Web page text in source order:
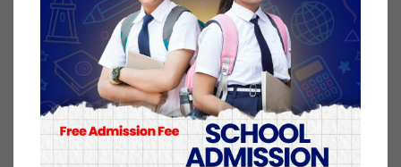
“नेपालगन्ज, जसलाई पश्चिम नेपालको प्रवेशद्वारको रूपमा
चिनिन्छ । पूर्वाधार बनेको छ । बर्दिया र बाँके राष्ट्रिय निकुञ्ज
सहित लुम्बिनी जस्ता गन्तव्यहरूमा भारतीय पर्यटकहरूको
लागि महत्वपूर्ण प्रवेश हुन सक्छ । सीमा क्षेत्र भएकाले
कार्यक्रम र विवाह (इभेन्ट र वेडिङ) का लागि पनि यो क्षेत्रको
व्यापक सम्भावना छ ।” उहाँले भन्नुभयो ।